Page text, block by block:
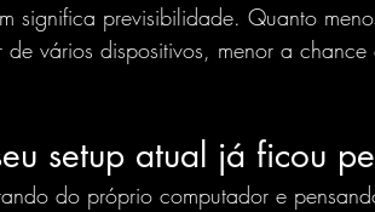
significa previsibilidade. Quanto
vários dispositivos, menor a chance
setup atual já ficou
do próprio computador e